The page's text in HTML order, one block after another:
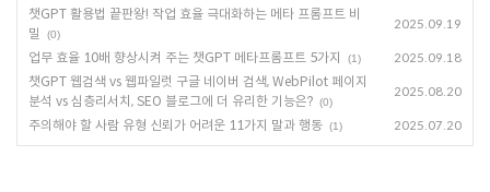
챗GPT 활용법 끝판왕! 작업 효율 극대화하는 메타 프롬프트 비
밀
(0)
2025.09.19
업무 효율 10배 향상시켜 주는 챗GPT 메타프롬프트 5가지 (1) 2025.09.18
챗GPT 웹검색 vs 웹파일럿 구글 네이버 검색, WebPilot 페이지
분석 vs 심층리서치, SEO 블로그에 더 유리한 기능은? (0)
2025.08.20
주의해야 할 사람 유형 신뢰가 어려운 11가지 말과 행동 (1) 2025.07.20